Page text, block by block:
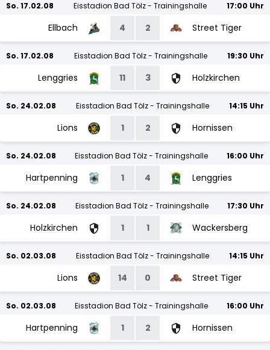
So. 17.02.08 Eisstadion Bad Tölz - Trainingshalle 17:00 Uhr
Ellbach 4 2 Street Tiger
So. 17.02.08 Eisstadion Bad Tölz - Trainingshalle 19:30 Uhr
Lenggries 11 3 Holzkirchen
So. 24.02.08 Eisstadion Bad Tölz - Trainingshalle 14:15 Uhr
Lions 1 2 Hornissen
So. 24.02.08 Eisstadion Bad Tölz - Trainingshalle 16:00 Uhr
Hartpenning 1 4 Lenggries
So. 24.02.08 Eisstadion Bad Tölz - Trainingshalle 17:30 Uhr
Holzkirchen 1 1 Wackersberg
So. 02.03.08 Eisstadion Bad Tölz - Trainingshalle 14:15 Uhr
Lions 14 0 Street Tiger
So. 02.03.08 Eisstadion Bad Tölz - Trainingshalle 16:00 Uhr
Hartpenning 1 2 Hornissen